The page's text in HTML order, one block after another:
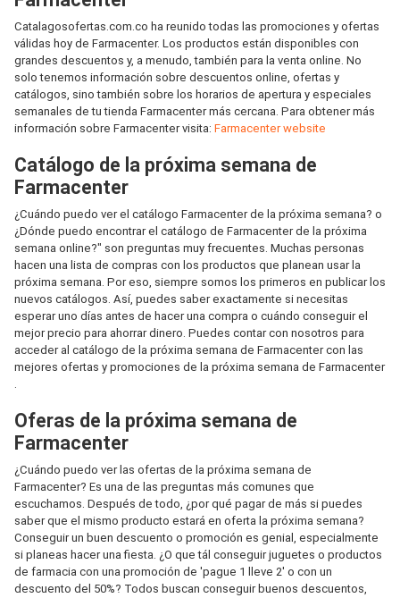
Catalagosofertas.com.co ha reunido todas las promociones y ofertas
válidas hoy de Farmacenter. Los productos están disponibles con
grandes descuentos y, a menudo, también para la venta online. No
solo tenemos información sobre descuentos online, ofertas y
catálogos, sino también sobre los horarios de apertura y especiales
semanales de tu tienda Farmacenter más cercana. Para obtener más
información sobre Farmacenter visita: Farmacenter website
Catálogo de la próxima semana de
Farmacenter
¿Cuándo puedo ver el catálogo Farmacenter de la próxima semana? o
¿Dónde puedo encontrar el catálogo de Farmacenter de la próxima
semana online?" son preguntas muy frecuentes. Muchas personas
hacen una lista de compras con los productos que planean usar la
próxima semana. Por eso, siempre somos los primeros en publicar los
nuevos catálogos. Así, puedes saber exactamente si necesitas
esperar uno días antes de hacer una compra o cuándo conseguir el
mejor precio para ahorrar dinero. Puedes contar con nosotros para
acceder al catálogo de la próxima semana de Farmacenter con las
mejores ofertas y promociones de la próxima semana de Farmacenter
.
Oferas de la próxima semana de
Farmacenter
¿Cuándo puedo ver las ofertas de la próxima semana de
Farmacenter? Es una de las preguntas más comunes que
escuchamos. Después de todo, ¿por qué pagar de más si puedes
saber que el mismo producto estará en oferta la próxima semana?
Conseguir un buen descuento o promoción es genial, especialmente
si planeas hacer una fiesta. ¿O que tál conseguir juguetes o productos
de farmacia con una promoción de 'pague 1 lleve 2' o con un
descuento del 50%? Todos buscan conseguir buenos descuentos,